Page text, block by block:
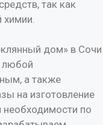
так как
дом» в Сочи
любой
а также
на изготовление
необходимости по